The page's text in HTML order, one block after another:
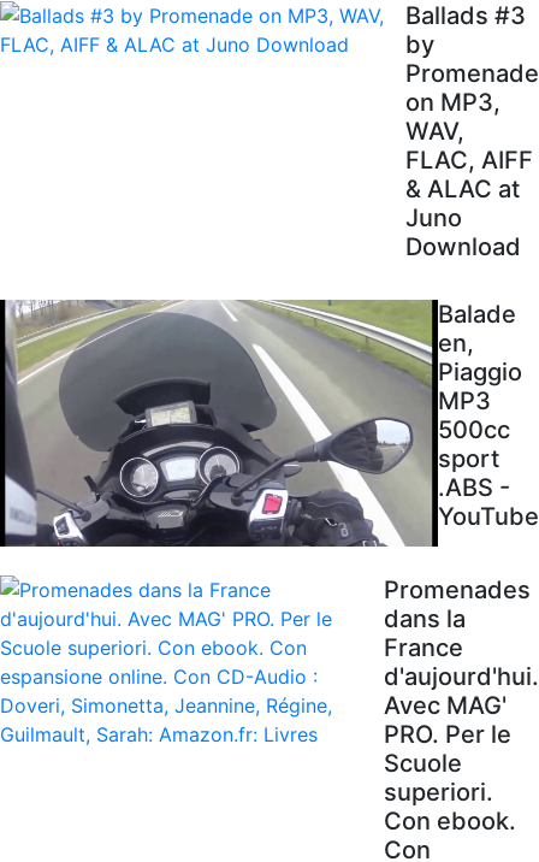
Ballads #3
by
Promenade
on MP3,
WAV,
FLAC, AIFF
& ALAC at
Juno
Download
Balade
en,
Piaggio
MP3
500cc
sport
.ABS -
YouTube
Promenades
dans la
France
d'aujourd'hui.
Avec MAG'
PRO. Per le
Scuole
superiori.
Con ebook.
Con